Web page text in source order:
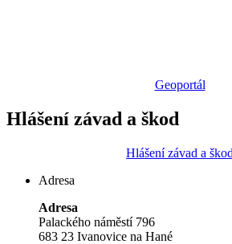
Geoportál
Hlášení závad a škod
Hlášení závad a škod
Adresa
Adresa
Palackého náměstí 796
683 23 Ivanovice na Hané